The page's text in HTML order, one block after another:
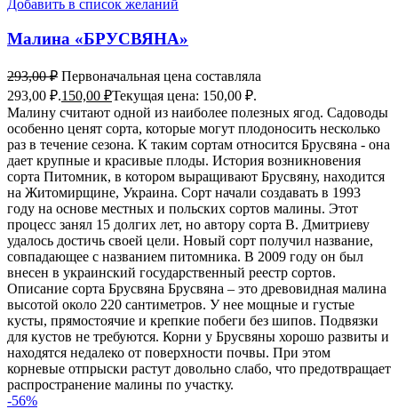
Добавить в список желаний
Малина «БРУСВЯНА»
293,00₽ Первоначальная цена составляла
293,00 ₽.150,00 ₽Текущая цена: 150,00 ₽.
Малину считают одной из наиболее полезных ягод. Садоводы
особенно ценят сорта, которые могут плодоносить несколько
раз в течение сезона. К таким сортам относится Брусвяна - она
дает крупные и красивые плоды. История возникновения
сорта Питомник, в котором выращивают Брусвяну, находится
на Житомирщине, Украина. Сорт начали создавать в 1993
году на основе местных и польских сортов малины. Этот
процесс занял 15 долгих лет, но автору сорта В. Дмитриеву
удалось достичь своей цели. Новый сорт получил название,
совпадающее с названием питомника. В 2009 году он был
внесен в украинский государственный реестр сортов.
Описание сорта Брусвяна Брусвяна – это древовидная малина
высотой около 220 сантиметров. У нее мощные и густые
кусты, прямостоячие и крепкие побеги без шипов. Подвязки
для кустов не требуются. Корни у Брусвяны хорошо развиты и
находятся недалеко от поверхности почвы. При этом
корневые отпрыски растут довольно слабо, что предотвращает
распространение малины по участку.
-56%